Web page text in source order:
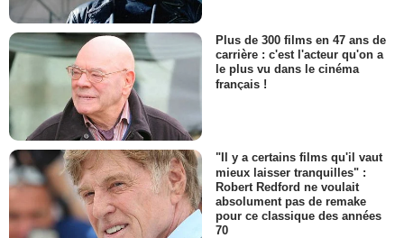
Plus de 300 films en 47 ans de
carrière : c'est l'acteur qu'on a
le plus vu dans le cinéma
français !
"Il y a certains films qu'il vaut
mieux laisser tranquilles" :
Robert Redford ne voulait
absolument pas de remake
pour ce classique des années
70